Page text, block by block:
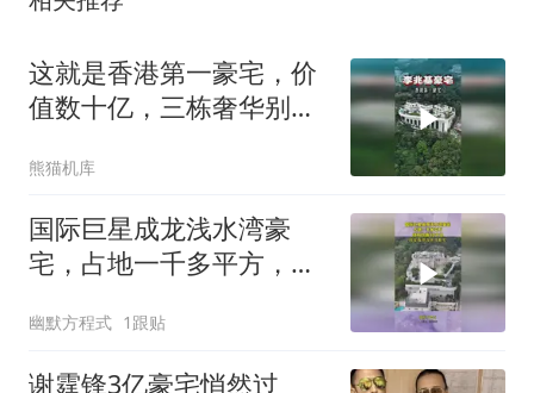
这就是香港第一豪宅，价
值数十亿，三栋奢华别墅
熊猫机库
国际巨星成龙浅水湾豪
宅，占地一千多平方，目
幽默方程式 1跟贴
谢霆锋3亿豪宅悄然过